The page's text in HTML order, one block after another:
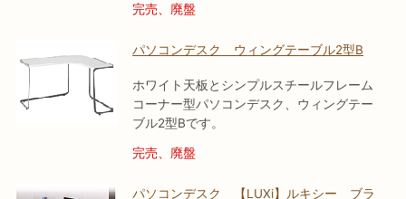
完売、廃盤
パソコンデスク ウィングテーブル2型B
ホワイト天板とシンプルスチールフレーム
コーナー型パソコンデスク、ウィングテー
ブル2型Bです。
完売、廃盤
パソコンデスク 【LUXi】ルキシー ブラ